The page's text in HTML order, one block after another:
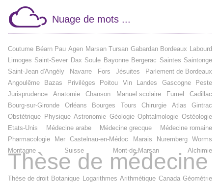
Nuage de mots ...
Coutume Béarn Pau Agen Marsan Tursan Gabardan Bordeaux Labourd
Limoges Saint-Sever Dax Soule Bayonne Bergerac Saintes Saintonge
Saint-Jean d'Angély
Navarre Fors Jésuites
Parlement de Bordeaux
Angoulême
Bazas Privilèges Poitou Vin Landes Gascogne
Peste
Jurisprudence
Anatomie Chanson Manuel scolaire Fumel
Cadillac
Bourg-sur-Gironde
Orléans Bourges Tours Chirurgie Atlas
Gintrac
Obstétrique Physique Astronomie Géologie Ophtalmologie Ostéologie
Etats-Unis
Médecine arabe Médecine grecque
Médecine romaine
Pharmacologie
Mer Castelnau-en-Médoc Marais Nuremberg
Worms
Montagne
Suisse Mont-de-Marsan Alchimie
Thèse de médecine
Thèse de droit Botanique Logarithmes Arithmétique Canada Géométrie